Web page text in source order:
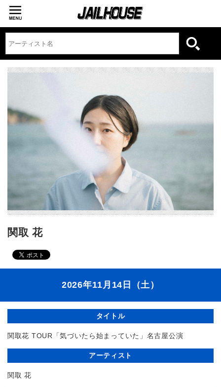
関取 花
2026年11月14日（土）
タイトル
関取花 TOUR「気づいたら始まっていた」名古屋公演
アーティスト
関取 花